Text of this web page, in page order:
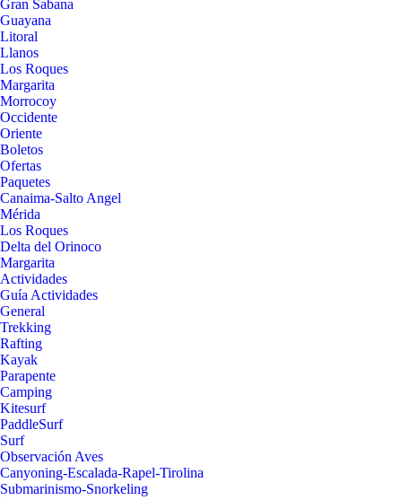
Gran Sabana
Guayana
Litoral
Llanos
Los Roques
Margarita
Morrocoy
Occidente
Oriente
Boletos
Ofertas
Paquetes
Canaima-Salto Angel
Mérida
Los Roques
Delta del Orinoco
Margarita
Actividades
Guía Actividades
General
Trekking
Rafting
Kayak
Parapente
Camping
Kitesurf
PaddleSurf
Surf
Observación Aves
Canyoning-Escalada-Rapel-Tirolina
Submarinismo-Snorkeling